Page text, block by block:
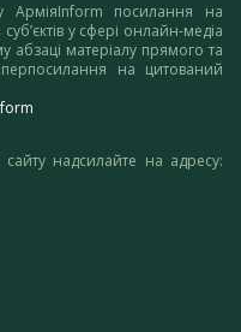
АрміяInform посилання на
у сфері онлайн-медіа
матеріалу прямого та
на цитований
надсилайте на адресу: